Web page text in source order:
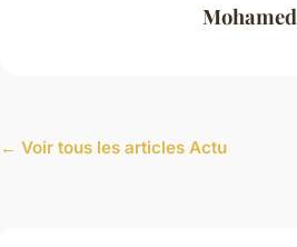
Mohamed
← Voir tous les articles Actu